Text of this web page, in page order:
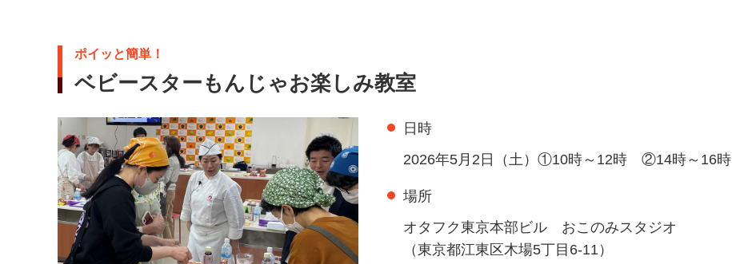
ポイッと簡単！
ベビースターもんじゃお楽しみ教室
日時
2026年5月2日（土）①10時～12時 ②14時～16時
場所
オタフク東京本部ビル おこのみスタジオ
（東京都江東区木場5丁目6-11）